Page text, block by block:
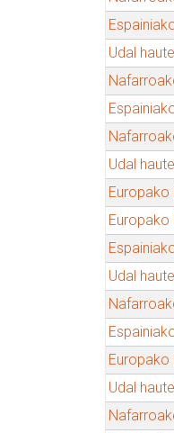
Udal
Udal
Europako
Europako
Udal
Europako
Udal